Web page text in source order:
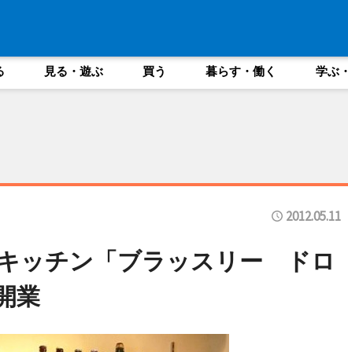
見る・遊ぶ 買う 暮らす・働く 学ぶ
2012.05.11
ッチン「ブラッスリー ドロ
業